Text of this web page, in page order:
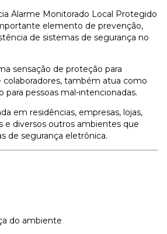
Alarme Monitorado Local Protegido
elemento de prevenção,
de sistemas de segurança no
sensação de proteção para
colaboradores, também atua como
para pessoas mal-intencionadas.
em residências, empresas, lojas,
e diversos outros ambientes que
de segurança eletrônica.
do ambiente